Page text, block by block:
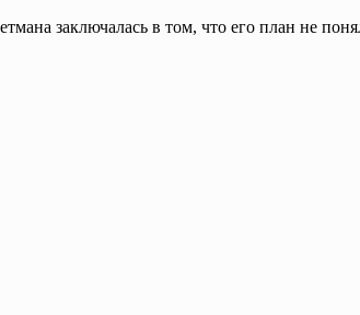
заключалась в том, что его план не